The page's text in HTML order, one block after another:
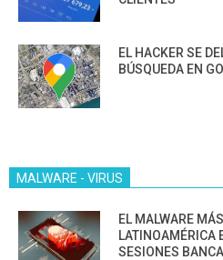
EL HACKER SE
BÚSQUEDA EN
MALWARE - VIRUS
EL MALWARE
LATINOAMÉRICA
SESIONES